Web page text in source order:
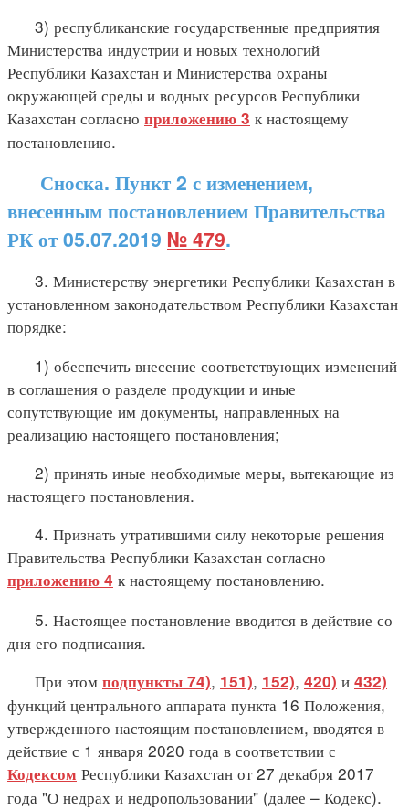
3) республиканские государственные предприятия
Министерства индустрии и новых технологий
Республики Казахстан и Министерства охраны
окружающей среды и водных ресурсов Республики
Казахстан согласно приложению 3 к настоящему
постановлению.
Сноска. Пункт 2 с изменением,
внесенным постановлением Правительства
РК от 05.07.2019 № 479.
3. Министерству энергетики Республики Казахстан в
установленном законодательством Республики Казахстан
порядке:
1) обеспечить внесение соответствующих изменений
в соглашения о разделе продукции и иные
сопутствующие им документы, направленных на
реализацию настоящего постановления;
2) принять иные необходимые меры, вытекающие из
настоящего постановления.
4. Признать утратившими силу некоторые решения
Правительства Республики Казахстан согласно
приложению 4 к настоящему постановлению.
5. Настоящее постановление вводится в действие со
дня его подписания.
При этом подпункты 74), 151), 152), 420) и 432)
функций центрального аппарата пункта 16 Положения,
утвержденного настоящим постановлением, вводятся в
действие с 1 января 2020 года в соответствии с
Кодексом Республики Казахстан от 27 декабря 2017
года "О недрах и недропользовании" (далее – Кодекс).